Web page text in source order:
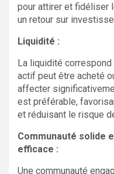
pour attirer et fidéliser
un retour sur
Liquidité :
La liquidité
actif peut être acheté
affecter
est préférable,
et réduisant le risque
Communauté solide
efficace :
Une communauté